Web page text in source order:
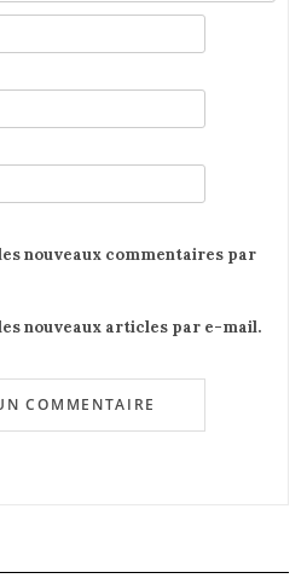
nouveaux commentaires par
nouveaux articles par e-mail.